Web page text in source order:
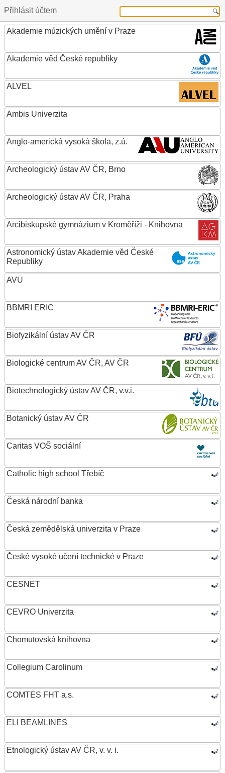
Přihlásit účtem
Akademie múzických umění v Praze
Akademie věd České republiky
ALVEL
Ambis Univerzita
Anglo-americká vysoká škola, z.ú.
Archeologický ústav AV ČR, Brno
Archeologický ústav AV ČR, Praha
Arcibiskupské gymnázium v Kroměříži - Knihovna
Astronomický ústav Akademie věd České
Republiky
AVU
BBMRI ERIC
Biofyzikální ústav AV ČR
Biologické centrum AV ČR, AV ČR
Biotechnologický ústav AV ČR, v.v.i.
Botanický ústav AV ČR
Caritas VOŠ sociální
Catholic high school Třebíč
Česká národní banka
Česká zemědělská univerzita v Praze
České vysoké učení technické v Praze
CESNET
CEVRO Univerzita
Chomutovská knihovna
Collegium Carolinum
COMTES FHT a.s.
ELI BEAMLINES
Etnologický ústav AV ČR, v. v. i.